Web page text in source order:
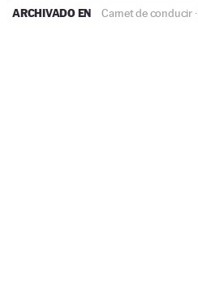
ARCHIVADO EN Carnet de conducir·